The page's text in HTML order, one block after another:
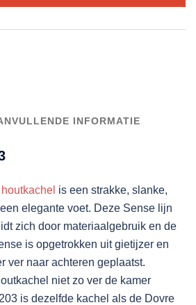
INFORMATIE
houtkachel is een strakke, slanke,
elegante voet. Deze Sense lijn
zich door materiaalgebruik en de
is opgetrokken uit gietijzer en
ver naar achteren geplaatst.
niet zo ver de kamer
is dezelfde kachel als de Dovre